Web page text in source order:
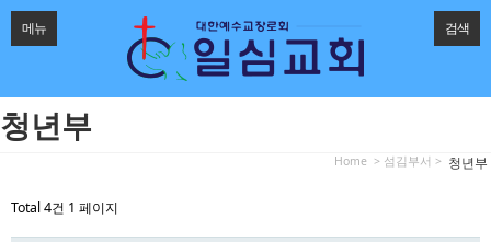
메뉴 검색
청년부
청년부
> 섬김부서 >
Home
Total 4건 1 페이지